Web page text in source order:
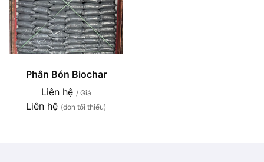
Phân Bón Biochar
Liên hệ / Giá
Liên hệ (đơn tối thiểu)